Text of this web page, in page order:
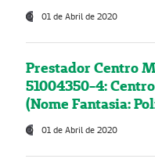
01 de Abril de 2020
Prestador Centro
51004350-4:
(Nome Fantasia:
01 de Abril de 2020